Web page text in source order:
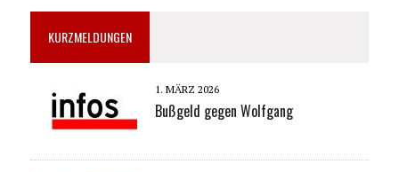
KURZMELDUNGEN
1. MÄRZ 2026
Bußgeld gegen Wolfgang